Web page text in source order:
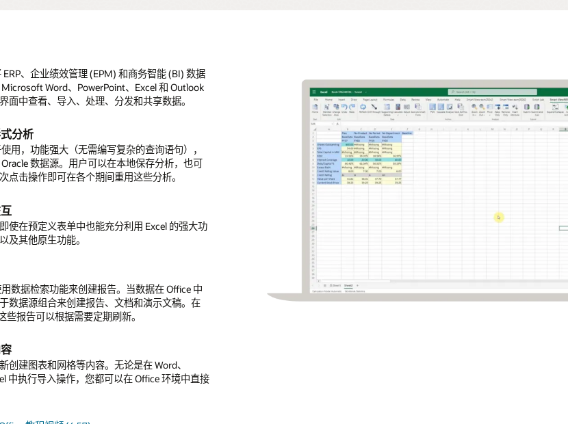
、企业绩效管理 (EPM) 和商务智能 (BI) 数据
Word、PowerPoint、Excel 和 Outlook
面中查看、导入、处理、分发和共享数据。
分析
用，功能强大（无需编写复杂的查询语句），
数据源。用户可以在本地保存分析，也可
点击操作即可在各个期间重用这些分析。
使在预定义表单中也能充分利用 Excel 的强大功
及其他原生功能。
数据检索功能来创建报告。当数据在 Office 中
数据源组合来创建报告、文档和演示文稿。在
些报告可以根据需要定期刷新。
创建图表和网格等内容。无论是在 Word、
中执行导入操作，您都可以在 Office 环境中直接
表和可视化功能，还支持数据回写。您可以通过
新的仪表盘，也可以使用现有仪表盘来处理现有
报告功能可帮助您理解各种差异。您可以以交互
供分析并追溯至来源，或者在报告账簿中运行报
主屏幕上的 Infolet 查看关键绩效指标。
Web 界面中通过新一代即席查询功能轻松调查
分析。
设备访问所有报告和分析内容。
产品详情
据
至 Oracle Cloud EPM 应用。
用中的数据背后的详细事务，同时对所有数据
到其他系统中
松集成到第三方调度程序或通过命令行启动。
表单、报告和其他构件）可以集成到 Oracle
理，用户可以准确了解自己需要做什么以及完成
动，并且可以基于已完成的先例执行或按计划执
供财务披露内容）需要认证。Oracle Cloud
持先对任务进行认证再标记为完成。
关任务以完成财务关账流程。您可以从 Cloud
建报告绑定器，轻松交付内容供审计人员检
驱动型财务流程
器学习技术帮助财务人员提高数据驱动水平，进
，充分利用错失的潜在机遇。
更快地基于洞察采取行动
机器学习 (ML) 特性持续监视计划、预测和差
异常、偏差以及隐藏相关性的警报。这意味着您
的洞察，及时采取适当的措施。
决策
数据中的模式，从而提高准确性并做好更充分的
行预测并将预测纳入您的计划，从而做出更加及
细信息
EPM 云洞察 (PDF)
智能自动化功能可在满足特定条件时执行简单任
速度和整体关账流程，将员工从繁琐的工作中解
的完整财务关账流程（包括重要的合并流程）。
/自动任务管理，可提供全面的上下游可见性，
自动对账功能，大幅缩短对账流程所需的时间。
理层陈述与分析
生成管理层陈述与分析，为阅读报告的人提供更
关账产品详细信息
面
页来访问所有 EPM 业务流程，快速高效地完成
流程
用户和组提供个性化导航工作流，引导用户完
例如整个财务关账流程的所有任务，包括财务合
及管理层陈述与分析。
数字助手
提高对账流程的速度和准确性；即时查看、注释
如“今天到期的对账”；管理任何期间的日记账和
到您的环境中。您可以根据需要初始化业务流
选择启用。
EPM 云提供强大的安全框架，确保用户在许
止用户访问未获授权的区域。
监视和管理，IT 管理员可以在整个业务运营中
流程。
作业/调度程序
内置作业管理和调度功能进一步增强了任务管理。您可以通过 Oracle
EPM 云调度关键任务并跟踪其状态。